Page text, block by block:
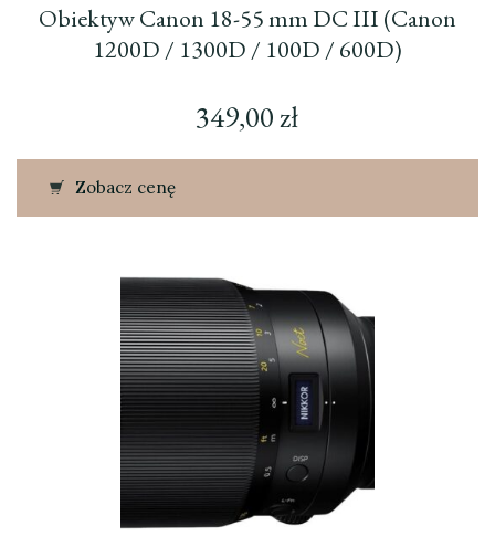
Obiektyw Canon 18-55 mm DC III (Canon
1200D / 1300D / 100D / 600D)
349,00zł
Zobacz cenę